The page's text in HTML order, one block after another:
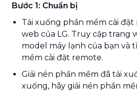
Bước 1: Chuẩn bị
Tải xuống phần mềm cài
web của LG. Truy cập trang
model máy lạnh của bạn và
mềm cài đặt remote.
Giải nén phần mềm đã tải
xuống, hãy giải nén phần